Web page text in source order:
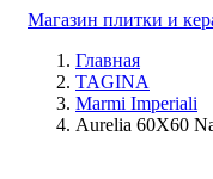
Магазин плитки и
Главная
TAGINA
Marmi Imperiali
Aurelia 60X60